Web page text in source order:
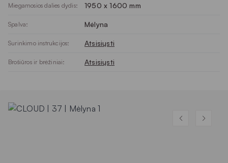
Miegamosios dalies dydis: 1950 x 1600 mm
Spalva: Mėlyna
Surinkimo instrukcijos: Atsisiųsti
Brošiūros ir brėžiniai: Atsisiųsti